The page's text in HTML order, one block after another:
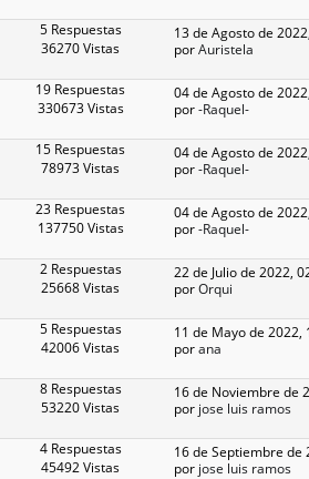
5 Respuestas
36270 Vistas
13 de Agosto de
porAuristela
19 Respuestas
330673 Vistas
04 de Agosto de
por-Raquel-
15 Respuestas
78973 Vistas
04 de Agosto de
por-Raquel-
23 Respuestas
137750 Vistas
04 de Agosto de
por-Raquel-
2 Respuestas
25668 Vistas
22 de Julio de 2022,
porOrqui
5 Respuestas
42006 Vistas
11 de Mayo de 2022,
porana
8 Respuestas
53220 Vistas
16 de Noviembre de
por jose luis ramos
4 Respuestas
45492 Vistas
16 de Septiembre de
por jose luis ramos